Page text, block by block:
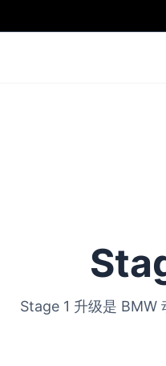
Stage 1 升级是 BMW